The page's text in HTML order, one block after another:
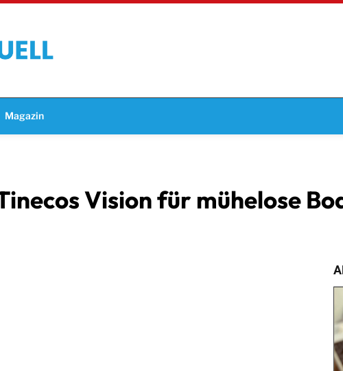
Magazin
Vision für mühelose